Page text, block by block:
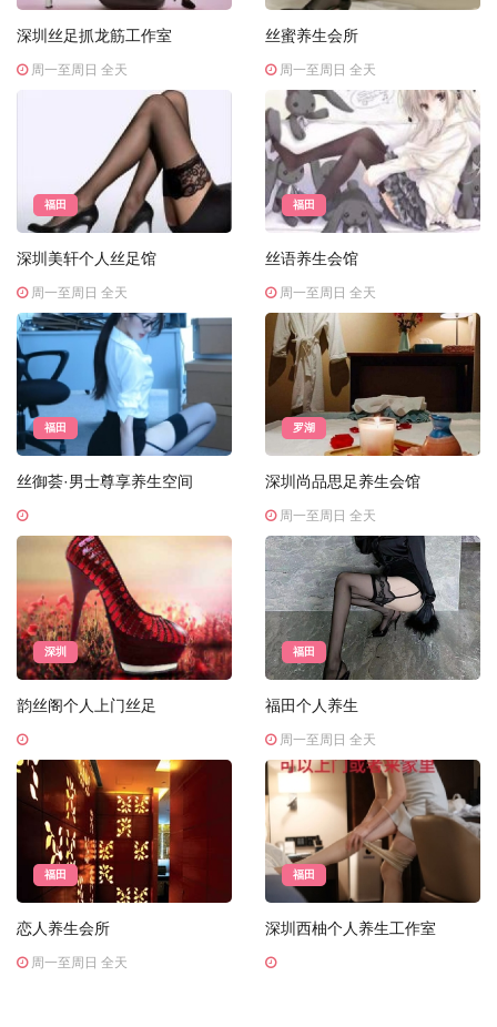
深圳丝足抓龙筋工作室
周一至周日 全天
丝蜜养生会所
周一至周日 全天
福田
深圳美轩个人丝足馆
周一至周日 全天
福田
丝语养生会馆
周一至周日 全天
福田
丝御荟·男士尊享养生空间
罗湖
深圳尚品思足养生会馆
周一至周日 全天
深圳
韵丝阁个人上门丝足
福田
福田个人养生
周一至周日 全天
福田
恋人养生会所
周一至周日 全天
福田
深圳西柚个人养生工作室